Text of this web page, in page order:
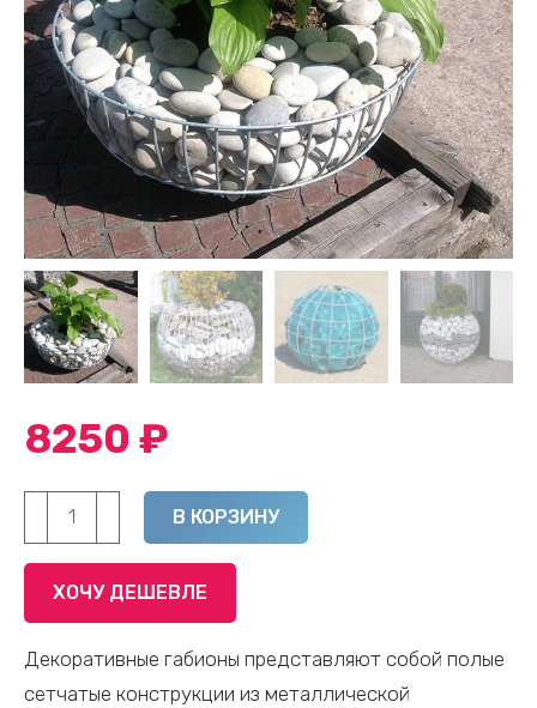
8250 ₽
Количество
товара
нержавейка
В КОРЗИНУ
ХОЧУ ДЕШЕВЛЕ
Декоративные габионы представляют собой полые
сетчатые конструкции из металлической